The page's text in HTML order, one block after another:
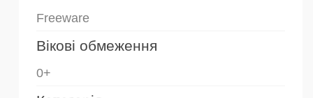
Freeware
Вікові обмеження
0+